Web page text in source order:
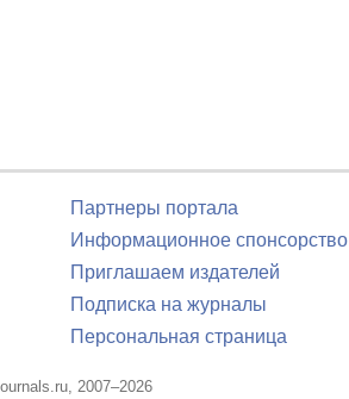
Партнеры портала
Информационное спонсорство
Приглашаем издателей
Подписка на журналы
Персональная страница
2007–2026